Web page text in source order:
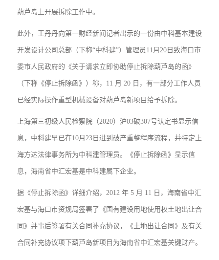
葫芦岛上开展拆除工作中。
此外，王丹丹向第一财经新闻记者出示的一份由中科基本建设
开发设计公司总部（下称“中科建”）管理员11月20日致海口市
委市人民政府的《关于请求立即协助停止拆除葫芦岛的函》
（下称《停止拆除函》）称，11 月 20 日，有一部分工作人员
已经实际操作重型机械设备对葫芦岛新项目给予拆除。
上海第三初级人民检察院（2020）沪03破307号认定书显示信
息，中科建早已在10月23日进到破产重整程序流程，并特定上
海方达法律事务所为中科建管理员。《停止拆除函》显示信
息，海南省中汇宏基是中科建属下企业。
据《停止拆除函》详细介绍，2012 年 5 月 11 日，海南省中汇
宏基与海口市资规局签署了《国有建设用地使用权土地出让合
同》并事后签署有关合同补充协议，《土地出让合同》及有关
合同补充协议项下葫芦岛新项目为海南省中汇宏基关键财产。